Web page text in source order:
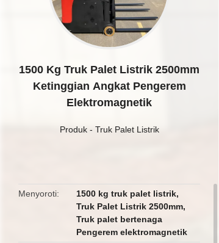
1500 Kg Truk Palet Listrik 2500mm
Ketinggian Angkat Pengerem
Elektromagnetik
Produk- Truk Palet Listrik
Menyoroti 1500 kg truk palet listrik,
Truk Palet Listrik 2500mm,
Truk palet bertenaga
Pengerem elektromagnetik